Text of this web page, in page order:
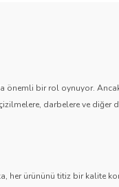
önemli bir rol oynuyor.
darbelere ve diğer
her ürününü titiz bir kalite